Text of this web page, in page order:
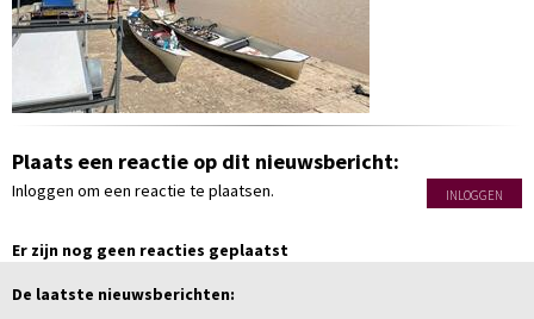
Plaats een reactie op dit nieuwsbericht:
Inloggen om een reactie te plaatsen. INLOGGEN
Er zijn nog geen reacties geplaatst
De laatste nieuwsberichten: